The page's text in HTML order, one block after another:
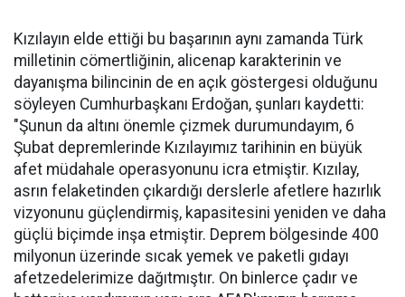
Kızılayın elde ettiği bu başarının aynı zamanda Türk
milletinin cömertliğinin, alicenap karakterinin ve
dayanışma bilincinin de en açık göstergesi olduğunu
söyleyen Cumhurbaşkanı Erdoğan, şunları kaydetti:
"Şunun da altını önemle çizmek durumundayım, 6
Şubat depremlerinde Kızılayımız tarihinin en büyük
afet müdahale operasyonunu icra etmiştir. Kızılay,
asrın felaketinden çıkardığı derslerle afetlere hazırlık
vizyonunu güçlendirmiş, kapasitesini yeniden ve daha
güçlü biçimde inşa etmiştir. Deprem bölgesinde 400
milyonun üzerinde sıcak yemek ve paketli gıdayı
afetzedelerimize dağıtmıştır. On binlerce çadır ve